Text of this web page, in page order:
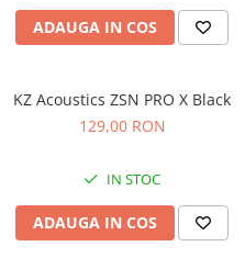
ADAUGA IN COS
KZ Acoustics ZSN PRO X Black
129,00 RON
IN STOC
ADAUGA IN COS